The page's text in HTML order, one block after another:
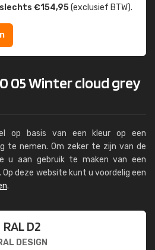
slechts €154,95(exclusief BTW).
05 Winter cloud grey
op basis van een kleur op een
te nemen. Om zeker te zijn van de
u aan gebruik te maken van een
. Op deze website kunt u voordelig een
.
RAL D2
DESIGN